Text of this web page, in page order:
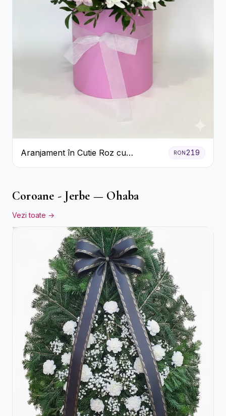
Aranjament în Cutie Roz cu
Crizanteme Albe și Lila
RON219
Coroane - Jerbe — Ohaba
Vezi toate →